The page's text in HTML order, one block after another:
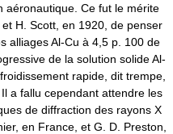
aéronautique. Ce fut le mérite
H. Scott, en 1920, de penser
alliages Al-Cu à 4,5 p. 100 de
de la solution solide Al-
rapide, dit trempe,
a fallu cependant attendre les
de diffraction des rayons X
en France, et G. D. Preston,